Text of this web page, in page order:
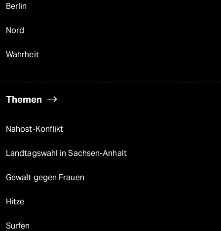
Berlin
Nord
Wahrheit
Themen
Nahost-Konflikt
Landtagswahl in Sachsen-Anhalt
Gewalt gegen Frauen
Hitze
Surfen